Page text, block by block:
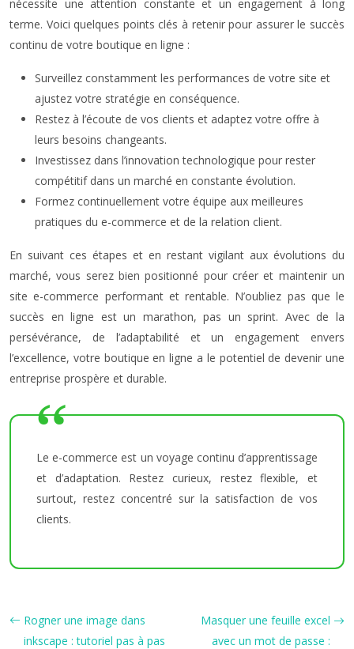
nécessite une attention constante et un engagement à long
terme. Voici quelques points clés à retenir pour assurer le succès
continu de votre boutique en ligne :
Surveillez constamment les performances de votre site et
ajustez votre stratégie en conséquence.
Restez à l’écoute de vos clients et adaptez votre offre à
leurs besoins changeants.
Investissez dans l’innovation technologique pour rester
compétitif dans un marché en constante évolution.
Formez continuellement votre équipe aux meilleures
pratiques du e-commerce et de la relation client.
En suivant ces étapes et en restant vigilant aux évolutions du
marché, vous serez bien positionné pour créer et maintenir un
site e-commerce performant et rentable. N’oubliez pas que le
succès en ligne est un marathon, pas un sprint. Avec de la
persévérance, de l’adaptabilité et un engagement envers
l’excellence, votre boutique en ligne a le potentiel de devenir une
entreprise prospère et durable.
Le e-commerce est un voyage continu d’apprentissage
et d’adaptation. Restez curieux, restez flexible, et
surtout, restez concentré sur la satisfaction de vos
clients.
Rogner une image dans
inkscape : tutoriel pas à pas
Masquer une feuille excel
avec un mot de passe :